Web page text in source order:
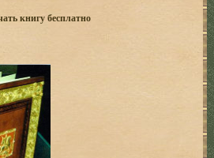
книгу бесплатно